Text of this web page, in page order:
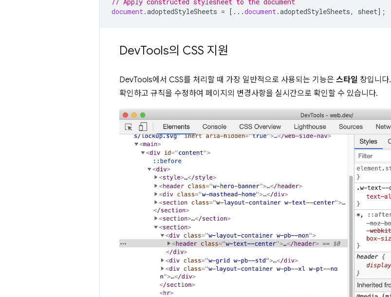
document.adoptedStyleSheets = [...document.adoptedStyleSheets, sheet];
DevTools의 CSS 지원
DevTools에서 CSS를 처리할 때 가장 일반적으로 사용되는 기능은 스타일 창입니다.
확인하고 규칙을 수정하여 페이지의 변경사항을 실시간으로 확인할 수 있습니다.